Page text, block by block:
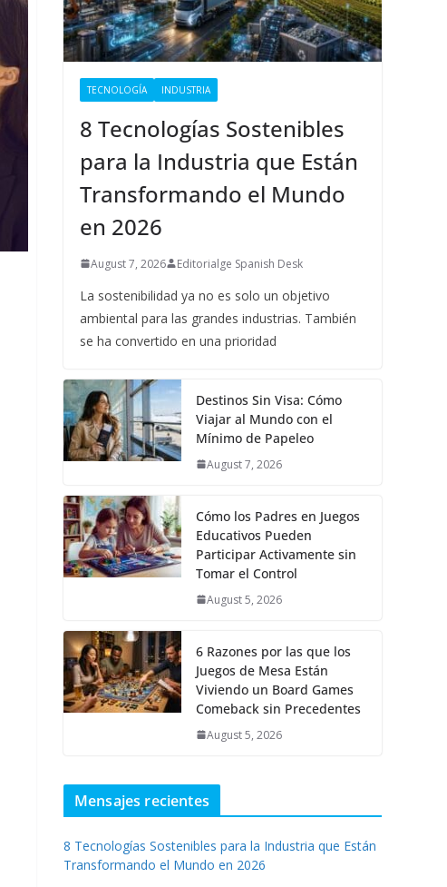
TECNOLOGÍA INDUSTRIA
8 Tecnologías Sostenibles
para la Industria que Están
Transformando el Mundo
en 2026
August 7, 2026 Editorialge Spanish Desk
La sostenibilidad ya no es solo un objetivo
ambiental para las grandes industrias. También
se ha convertido en una prioridad
Destinos Sin Visa: Cómo
Viajar al Mundo con el
Mínimo de Papeleo
August 7, 2026
Cómo los Padres en Juegos
Educativos Pueden
Participar Activamente sin
Tomar el Control
August 5, 2026
6 Razones por las que los
Juegos de Mesa Están
Viviendo un Board Games
Comeback sin Precedentes
August 5, 2026
Mensajes recientes
8 Tecnologías Sostenibles para la Industria que Están
Transformando el Mundo en 2026